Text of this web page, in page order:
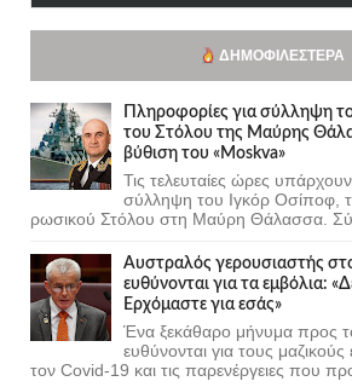
ΔΗΜΟΦΙΛΈΣΤΕΡΑ
Πληροφορίες για σύλληψη
του Στόλου της Mαύρης
βύθιση του «Moskva»
Τις τελευταίες ώρες
σύλληψη του Ιγκόρ Οσίποφ,
ρωσικού Στόλου στη Μαύρη Θάλασσα.
Αυστραλός γερουσιαστής
ευθύνονται για τα εμβόλια:
Ερχόμαστε για εσάς»
Ένα ξεκάθαρο μήνυμα προς
ευθύνονται για τους
τον Covid-19 και τις παρενέργειες που